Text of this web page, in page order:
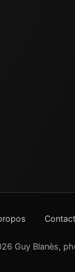
Contact
Guy Blanès,